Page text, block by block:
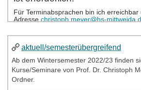
aktuell/semesterübergreifend
Ab dem Wintersemester 2022/23 finden
Kurse/Seminare von Prof. Dr. Christoph
Ordner.